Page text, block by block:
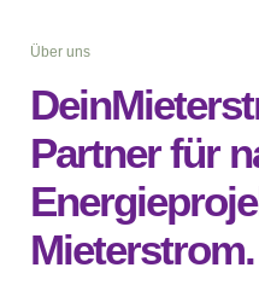
Über uns
Partner für
Mieterstrom.